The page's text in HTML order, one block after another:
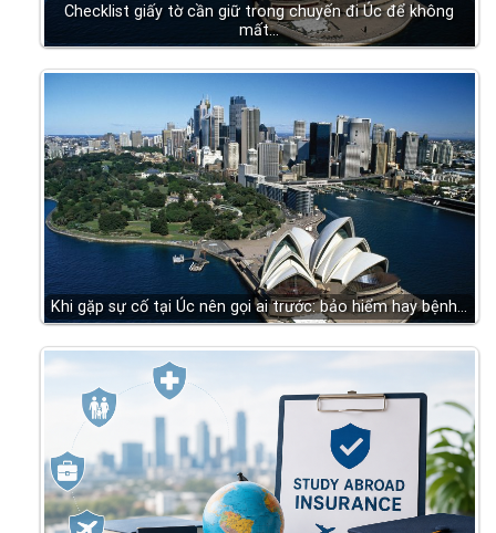
Checklist giấy tờ cần giữ trong chuyến đi Úc để không
mất…
Khi gặp sự cố tại Úc nên gọi ai trước: bảo hiểm hay bệnh…